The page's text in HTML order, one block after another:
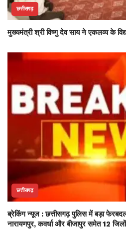
छत्तीसगढ़
मुख्यमंत्री श्री विष्णु देव साय ने एकलव्य के
छत्तीसगढ़
ब्रेकिंग न्यूज : छत्तीसगढ़ पुलिस में बड़ा
नारायणपुर, कवर्धा और बीजापुर समेत 12